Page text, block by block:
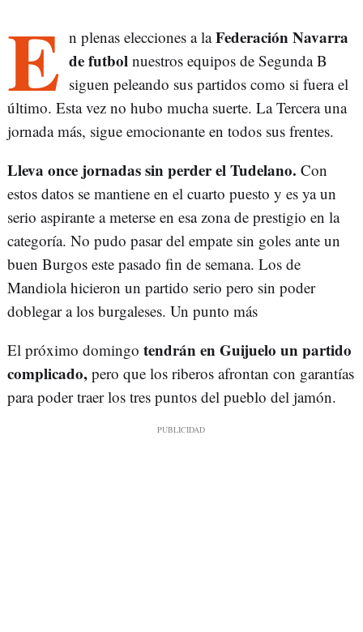
E n plenas elecciones a laFederación Navarra
de futbol nuestros equipos de Segunda B
siguen peleando sus partidos como si fuera el
último. Esta vez no hubo mucha suerte. La Tercera una
jornada más, sigue emocionante en todos sus frentes.
Lleva once jornadas sin perder el Tudelano. Con
estos datos se mantiene en el cuarto puesto y es ya un
serio aspirante a meterse en esa zona de prestigio en la
categoría. No pudo pasar del empate sin goles ante un
buen Burgos este pasado fin de semana. Los de
Mandiola hicieron un partido serio pero sin poder
doblegar a los burgaleses. Un punto más
El próximo domingo tendrán en Guijuelo un partido
complicado, pero que los riberos afrontan con garantías
para poder traer los tres puntos del pueblo del jamón.